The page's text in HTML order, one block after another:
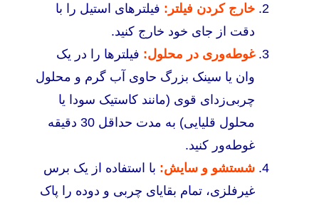
خارج کردن فیلتر: فیلترهای استیل را با
دقت از جای خود خارج کنید.
غوطه‌وری در محلول: فیلترها را در یک
وان یا سینک بزرگ حاوی آب گرم و محلول
چربی‌زدای قوی (مانند کاستیک سودا یا
محلول قلیایی) به مدت حداقل 30 دقیقه
غوطه‌ور کنید.
شستشو و سایش: با استفاده از یک برس
غیرفلزی، تمام بقایای چربی و دوده را پاک